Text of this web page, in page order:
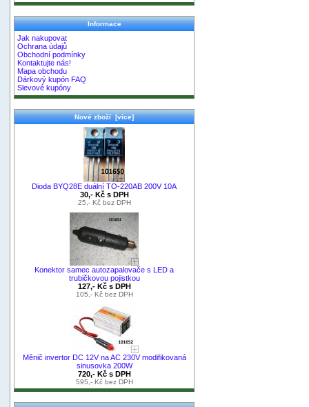
Informace
Jak nakupovat
Ochrana údajů
Obchodní podmínky
Kontaktujte nás!
Mapa obchodu
Dárkový kupón FAQ
Slevové kupóny
Nové zboží [více]
Dioda BYQ28E duální TO-220AB 200V 10A
30,- Kč s DPH
25,- Kč bez DPH
Konektor samec autozapalovače s LED a
trubičkovou pojistkou
127,- Kč s DPH
105,- Kč bez DPH
Měnič invertor DC 12V na AC 230V modifikovaná
sinusovka 200W
720,- Kč s DPH
595,- Kč bez DPH